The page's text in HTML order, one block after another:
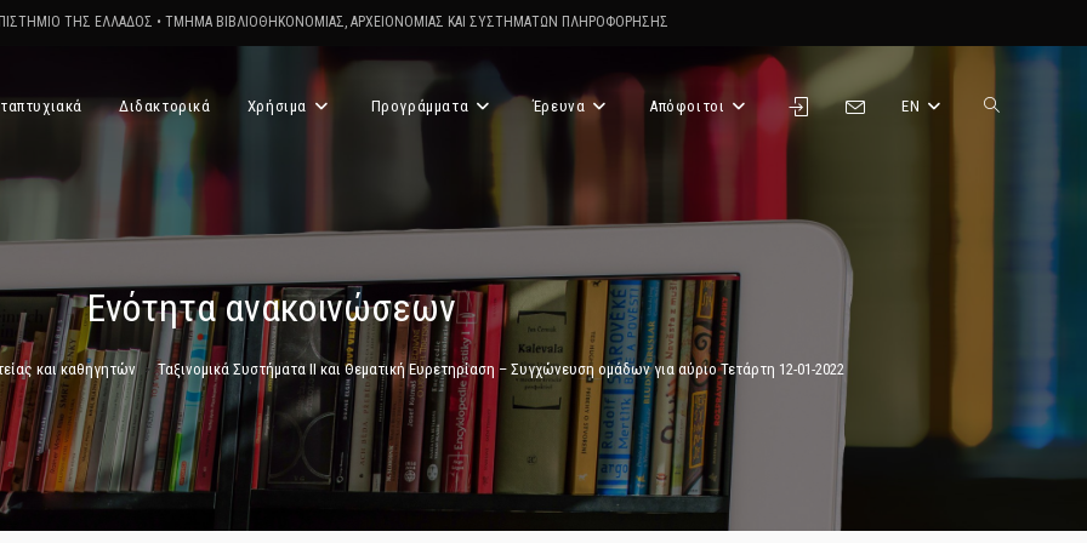
ΤΗΣ ΕΛΛΑΔΟΣ • ΤΜΗΜΑ ΒΙΒΛΙΟΘΗΚΟΝΟΜΙΑΣ, ΑΡΧΕΙΟΝΟΜΙΑΣ ΚΑΙ ΣΥΣΤΗΜΑΤΩΝ ΠΛΗΡΟΦΟΡΗΣΗΣ
Διδακτορικά Χρήσιμα Προγράμματα Έρευνα Απόφοιτοι EN Toggle
Ενότητα ανακοινώσεων
και καθηγητών > Ταξινομικά Συστήματα ΙΙ και Θεματική Ευρετηρίαση – Συγχώνευση ομάδων για αύριο Τετάρτη 12-01-2022